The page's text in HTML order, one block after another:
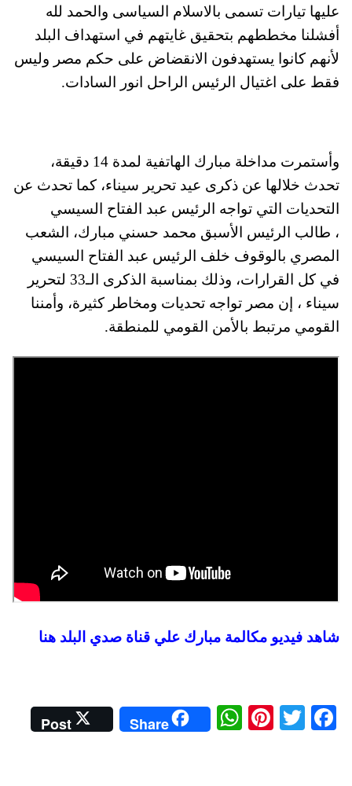
عليها تيارات تسمى بالاسلام السياسى والحمد لله
أفشلنا مخططهم بتحقيق غايتهم في استهداف البلد
لأنهم كانوا يستهدفون الانقضاض على حكم مصر وليس
فقط على اغتيال الرئيس الراحل انور السادات.
وأستمرت مداخلة مبارك الهاتفية لمدة 14 دقيقة،
تحدث خلالها عن ذكرى عيد تحرير سيناء، كما تحدث عن
التحديات التي تواجه الرئيس عبد الفتاح السيسي
، طالب الرئيس الأسبق محمد حسني مبارك، الشعب
المصري بالوقوف خلف الرئيس عبد الفتاح السيسي
في كل القرارات، وذلك بمناسبة الذكرى الـ33 لتحرير
سيناء ، إن مصر تواجه تحديات ومخاطر كثيرة، وأمننا
القومي مرتبط بالأمن القومي للمنطقة.
شاهد فيديو مكالمة مبارك علي قناة صدي البلد هنا
Fa
T
Pi
W
ha
Share
Post